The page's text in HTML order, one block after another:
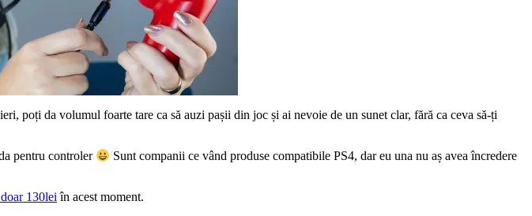
poți da volumul foarte tare ca să auzi pașii din joc și ai nevoie de un sunet clar, fără ca ceva să-ți
pentru controler
Sunt companii ce vând produse compatibile PS4, dar eu una nu aș avea încredere
130leiîn acest moment.